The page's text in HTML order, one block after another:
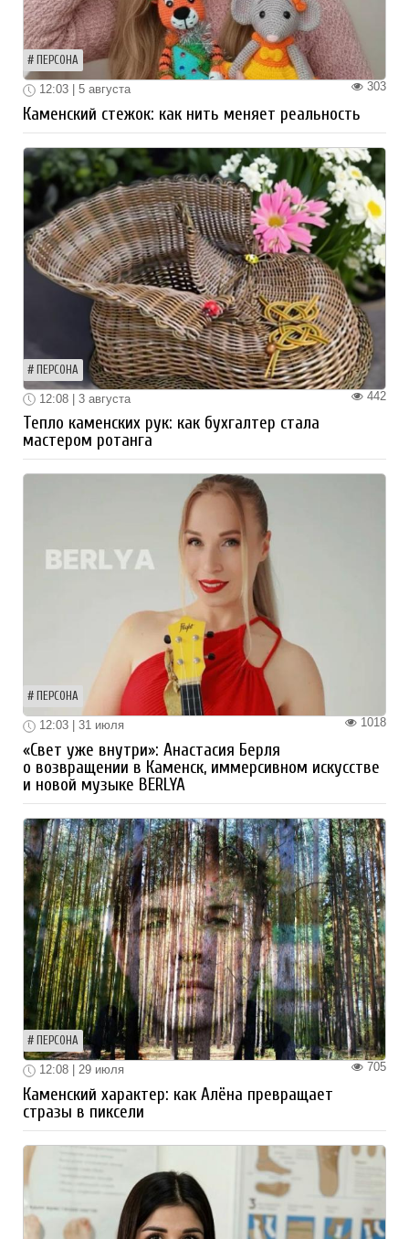
ПЕРСОНА
303
12:03 | 5 августа
Каменский стежок: как нить меняет реальность
ПЕРСОНА
442
12:08 | 3 августа
Тепло каменских рук: как бухгалтер стала
мастером ротанга
ПЕРСОНА
1018
12:03 | 31 июля
«Свет уже внутри»: Анастасия Берля
о возвращении в Каменск, иммерсивном искусстве
и новой музыке BERLYA
ПЕРСОНА
705
12:08 | 29 июля
Каменский характер: как Алёна превращает
стразы в пиксели